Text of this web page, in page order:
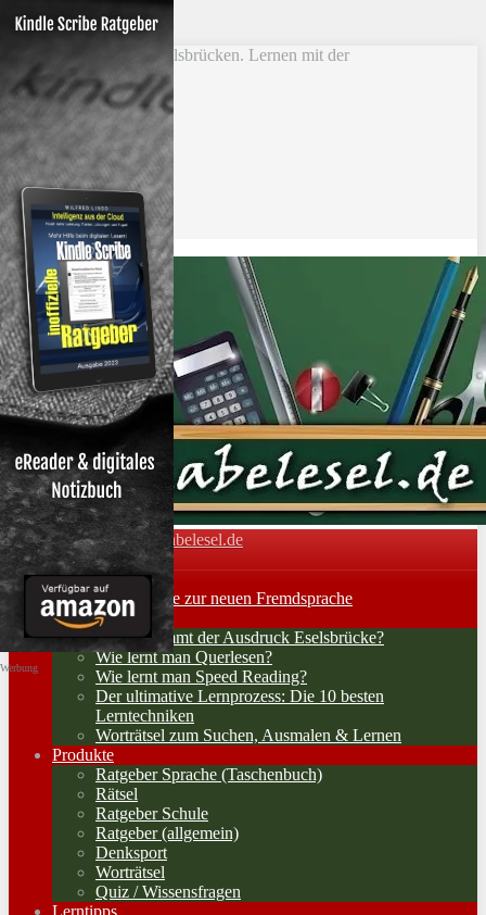
Skip to main content
Vokabel Lernen mit Eselsbrücken. Lernen mit der
Schlüsselwortmethode
Bestseller
Etsy-Shop
Fire Tablets Kids
T-Shirts
Blog
Lerntipps
Produkte
Toggle navigation Vokabelesel.de
Home
Lernerfolge: Wege zur neuen Fremdsprache
Lernstrategien
Woher kommt der Ausdruck Eselsbrücke?
Wie lernt man Querlesen?
Wie lernt man Speed Reading?
Der ultimative Lernprozess: Die 10 besten
Lerntechniken
Worträtsel zum Suchen, Ausmalen & Lernen
Produkte
Ratgeber Sprache (Taschenbuch)
Rätsel
Ratgeber Schule
Ratgeber (allgemein)
Denksport
Worträtsel
Quiz / Wissensfragen
Lerntipps
Werbung